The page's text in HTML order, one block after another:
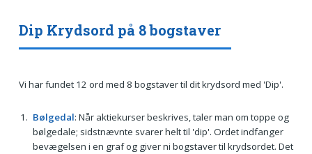
Dip Krydsord på 8 bogstaver
Vi har fundet 12 ord med 8 bogstaver til dit krydsord med 'Dip'.
Bølgedal: Når aktiekurser beskrives, taler man om toppe og
bølgedale; sidstnævnte svarer helt til 'dip'. Ordet indfanger
bevægelsen i en graf og giver ni bogstaver til krydsordet. Det